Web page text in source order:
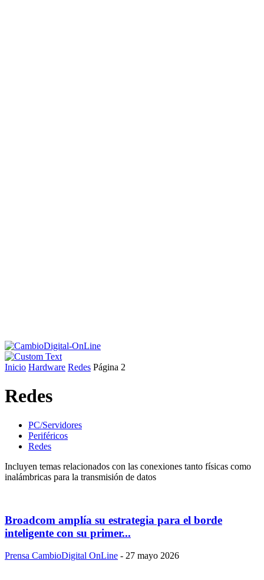
Inicio Hardware Redes Página 2
Redes
PC/Servidores
Periféricos
Redes
Incluyen temas relacionados con las conexiones tanto físicas como
inalámbricas para la transmisión de datos
Broadcom amplía su estrategia para el borde
inteligente con su primer...
Prensa CambioDigital OnLine - 27 mayo 2026